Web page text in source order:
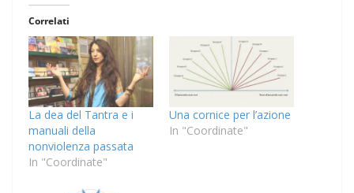
Correlati
La dea del Tantra e i
manuali della
nonviolenza passata
In "Coordinate"
Una cornice per l’azione
In "Coordinate"